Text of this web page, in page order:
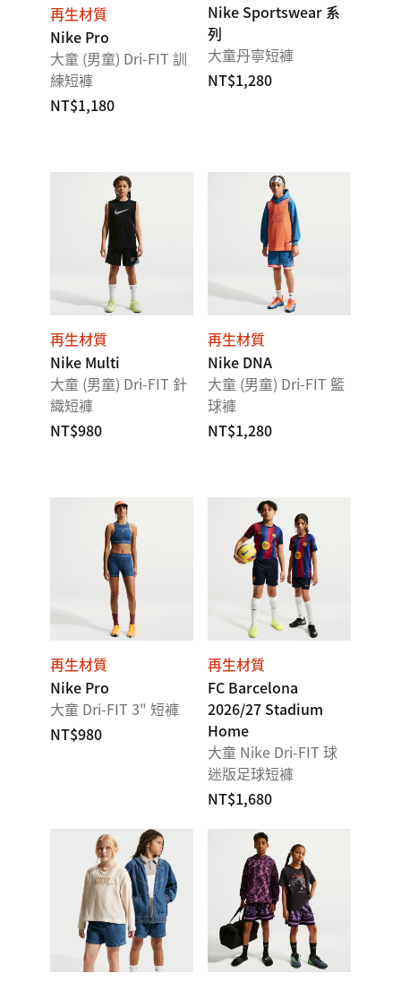
再生材質
Nike Pro
大童 (男童) Dri-FIT 訓
練短褲
NT$1,180
Nike Sportswear 系
列
大童丹寧短褲
NT$1,280
再生材質
Nike Multi
大童 (男童) Dri-FIT 針
織短褲
NT$980
再生材質
Nike DNA
大童 (男童) Dri-FIT 籃
球褲
NT$1,280
再生材質
Nike Pro
大童 Dri-FIT 3" 短褲
NT$980
再生材質
FC Barcelona
2026/27 Stadium
Home
大童 Nike Dri-FIT 球
迷版足球短褲
NT$1,680